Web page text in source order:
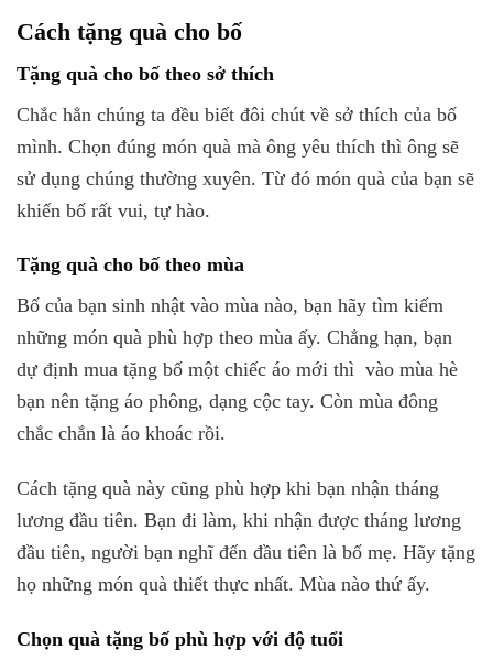
Cách tặng quà cho bố
Tặng quà cho bố theo sở thích
Chắc hẳn chúng ta đều biết đôi chút về sở thích của bố
mình. Chọn đúng món quà mà ông yêu thích thì ông sẽ
sử dụng chúng thường xuyên. Từ đó món quà của bạn sẽ
khiến bố rất vui, tự hào.
Tặng quà cho bố theo mùa
Bố của bạn sinh nhật vào mùa nào, bạn hãy tìm kiếm
những món quà phù hợp theo mùa ấy. Chẳng hạn, bạn
dự định mua tặng bố một chiếc áo mới thì vào mùa hè
bạn nên tặng áo phông, dạng cộc tay. Còn mùa đông
chắc chắn là áo khoác rồi.
Cách tặng quà này cũng phù hợp khi bạn nhận tháng
lương đầu tiên. Bạn đi làm, khi nhận được tháng lương
đầu tiên, người bạn nghĩ đến đầu tiên là bố mẹ. Hãy tặng
họ những món quà thiết thực nhất. Mùa nào thứ ấy.
Chọn quà tặng bố phù hợp với độ tuổi